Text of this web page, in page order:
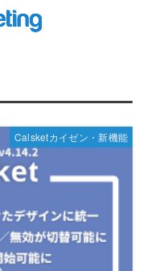
Calsketカイゼン・新機能